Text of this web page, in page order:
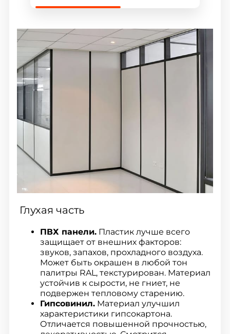
Глухая часть
ПВХ панели.Пластик лучше всего
защищает от внешних факторов:
звуков, запахов, прохладного воздуха.
Может быть окрашен в любой тон
палитры RAL, текстурирован. Материал
устойчив к сырости, не гниет, не
подвержен тепловому старению.
Гипсовинил.Материал улучшил
характеристики гипсокартона.
Отличается повышенной прочностью,